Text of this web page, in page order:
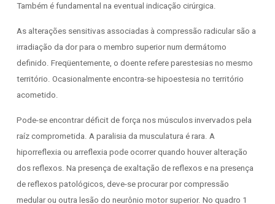
Também é fundamental na eventual indicação cirúrgica.
As alterações sensitivas associadas à compressão radicular são a
irradiação da dor para o membro superior num dermátomo
definido. Freqüentemente, o doente refere parestesias no mesmo
território. Ocasionalmente encontra-se hipoestesia no território
acometido.
Pode-se encontrar déficit de força nos músculos invervados pela
raíz comprometida. A paralisia da musculatura é rara. A
hiporreflexia ou arreflexia pode ocorrer quando houver alteração
dos reflexos. Na presença de exaltação de reflexos e na presença
de reflexos patológicos, deve-se procurar por compressão
medular ou outra lesão do neurônio motor superior. No quadro 1